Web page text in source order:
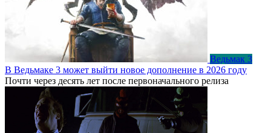
Ведьмак 3
В Ведьмаке 3 может выйти новое дополнение в 2026 году
Почти через десять лет после первоначального релиза